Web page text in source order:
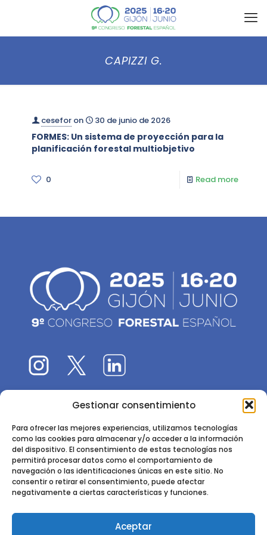
Gestionar consentimiento
Para ofrecer las mejores experiencias, utilizamos tecnologías
como las cookies para almacenar y/o acceder a la información
del dispositivo. El consentimiento de estas tecnologías nos
permitirá procesar datos como el comportamiento de
navegación o las identificaciones únicas en este sitio. No
consentir o retirar el consentimiento, puede afectar
negativamente a ciertas características y funciones.
Aceptar
CAPIZZI G.
cesefor on 30 de junio de 2026
FORMES: Un sistema de proyección para la
planificación forestal multiobjetivo
0 Read more
El 9CFE es una actividad promovida por laSociedad
Instituto de Ciencias Forestales, INIA-CSIC
Ctra. de la Coruña km 7,5 - 28040 Madrid